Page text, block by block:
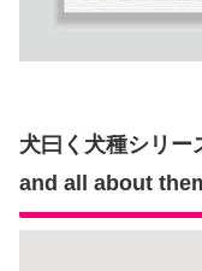
犬曰く犬種シリ
and all about